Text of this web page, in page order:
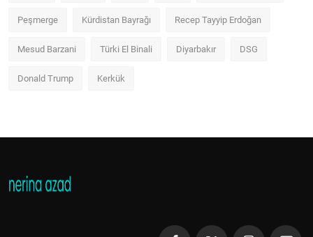
Peşmerge Kürdistan Bayrağı Recep Tayyip Erdoğan
Mesud Barzani Türki El Binali Diyarbakır DSG
Donald Trump Kerkük